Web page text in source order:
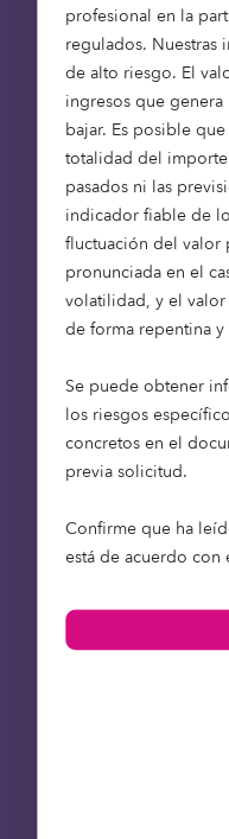
profesional en la
regulados. Nuestras
de alto riesgo. El
ingresos que
bajar. Es posible
totalidad del
pasados ni las
indicador fiable de
fluctuación del valor
pronunciada en el
volatilidad, y el
de forma repentina y
Se puede obtener
los riesgos
concretos en el
previa solicitud.
Confirme que ha
está de acuerdo con
A diferencia de sus
cambios culturales
reconfigurando la
experimentará el
En el Reino Unido,
habitual, muchas
ocupando sus
se ajustan a sus
pueden ser cada
poco prácticas a
En culturas
familia como la
parientes ancianos
envejecen.
femenina en la
las tasas de